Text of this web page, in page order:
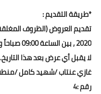
*طريقة التقديم :
2020 , بين الساعة 09:00 صباحاً والساعة 16:00 عصراً بتوقيت تركيا.
لا يقبل أي عرض بعد هذا التاريخ.
رقم :4